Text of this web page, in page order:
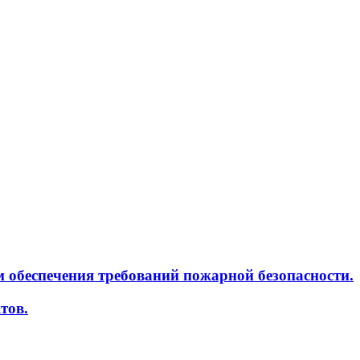
требований пожарной безопасности.